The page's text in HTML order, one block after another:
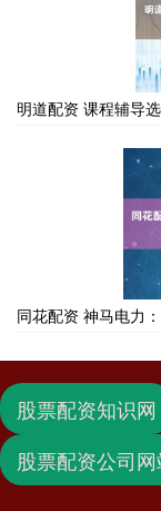
明道配资 课程辅导
同花配资 神马电力
股票配资知识网
股票配资公司